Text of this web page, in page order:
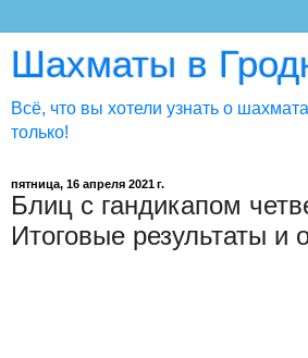
Шахматы в
Всё, что вы хотели узнать о
только!
пятница, 16 апреля 2021 г.
Блиц с гандикапом
Итоговые результаты и